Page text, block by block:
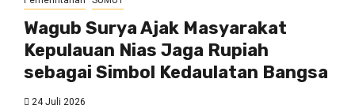
Wagub Surya Ajak Masyarakat
Kepulauan Nias Jaga Rupiah
sebagai Simbol Kedaulatan Bangsa
24 Juli 2026